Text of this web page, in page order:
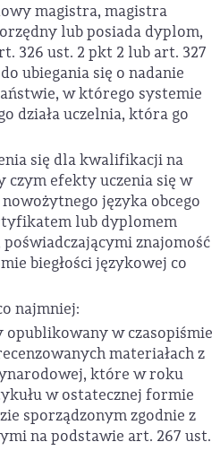
magistra, magistra
lub posiada dyplom,
326 ust. 2 pkt 2 lub art. 327
ubiegania się o nadanie
w którego systemie
działa uczelnia, która go
się dla kwalifikacji na
czym efekty uczenia się w
języka obcego
lub dyplomem
znajomość
biegłości językowej co
najmniej:
opublikowany w czasopiśmie
materiałach z
które w roku
w ostatecznej formie
sporządzonym zgodnie z
na podstawie art. 267 ust.